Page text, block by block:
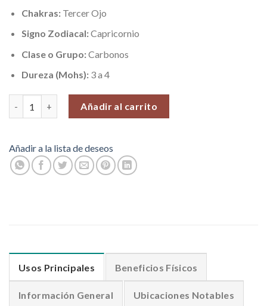
Chakras: Tercer Ojo
Signo Zodiacal:Capricornio
Clase o Grupo:Carbonos
Dureza (Mohs): 3 a 4
Añadir al carrito
Añadir a la lista de deseos
Usos Principales Beneficios Físicos
Información General Ubicaciones Notables